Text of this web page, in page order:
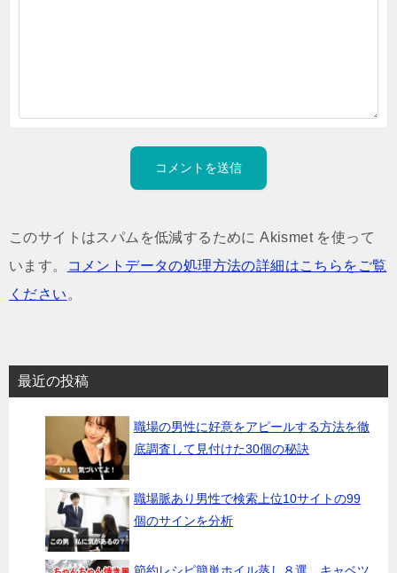
このサイトはスパムを低減するために Akismet を使って
います。
コメントデータの処理方法の詳細はこちらをご覧
ください 。
最近の投稿
職場の男性に好意をアピールする方法を徹
底調査して見付けた30個の秘訣
職場脈あり男性で検索上位10サイトの99
個のサインを分析